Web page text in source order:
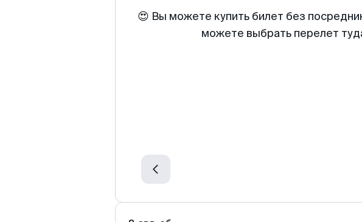
😍 Вы можете купить билет без
можете выбрать перелет